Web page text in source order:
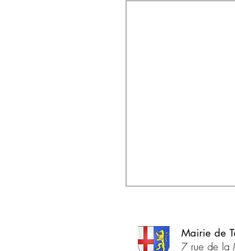
Mairie de
7 rue de la